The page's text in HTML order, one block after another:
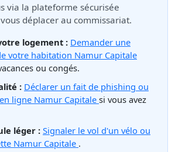
via la plateforme sécurisée
déplacer au commissariat.
logement : Demander une
votre habitation Namur Capitale
ou congés.
: Déclarer un fait de phishing ou
ligne Namur Capitale si vous avez
léger : Signaler le vol d'un vélo ou
Namur Capitale .